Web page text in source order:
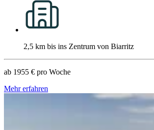
2,5 km bis ins Zentrum von Biarritz
ab 1955 € pro Woche
Mehr erfahren